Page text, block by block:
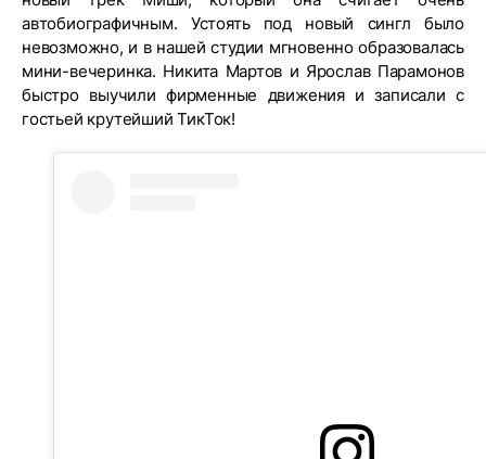
автобиографичным. Устоять под новый сингл было
невозможно, и в нашей студии мгновенно образовалась
мини-вечеринка. Никита Мартов и Ярослав Парамонов
быстро выучили фирменные движения и записали с
гостьей крутейший ТикТок!